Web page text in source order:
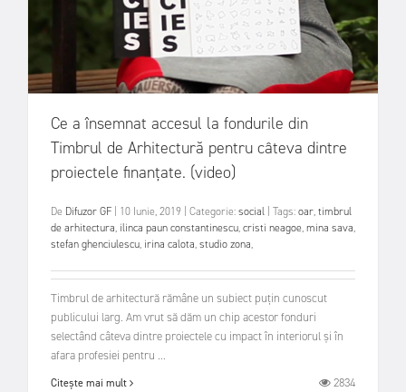
Ce a însemnat accesul la fondurile din
Timbrul de Arhitectură pentru câteva dintre
proiectele finanțate. (video)
De Difuzor GF 10 Iunie, 2019 Categorie:social Tags:oar,timbrul
de arhitectura, ilinca paun constantinescu,cristi neagoe,mina sava,
stefan ghenciulescu, irina calota,studio zona,
Timbrul de arhitectură rămâne un subiect puțin cunoscut
publicului larg. Am vrut să dăm un chip acestor fonduri
selectând câteva dintre proiectele cu impact în interiorul și în
afara profesiei pentru ...
Citește mai mult 2834